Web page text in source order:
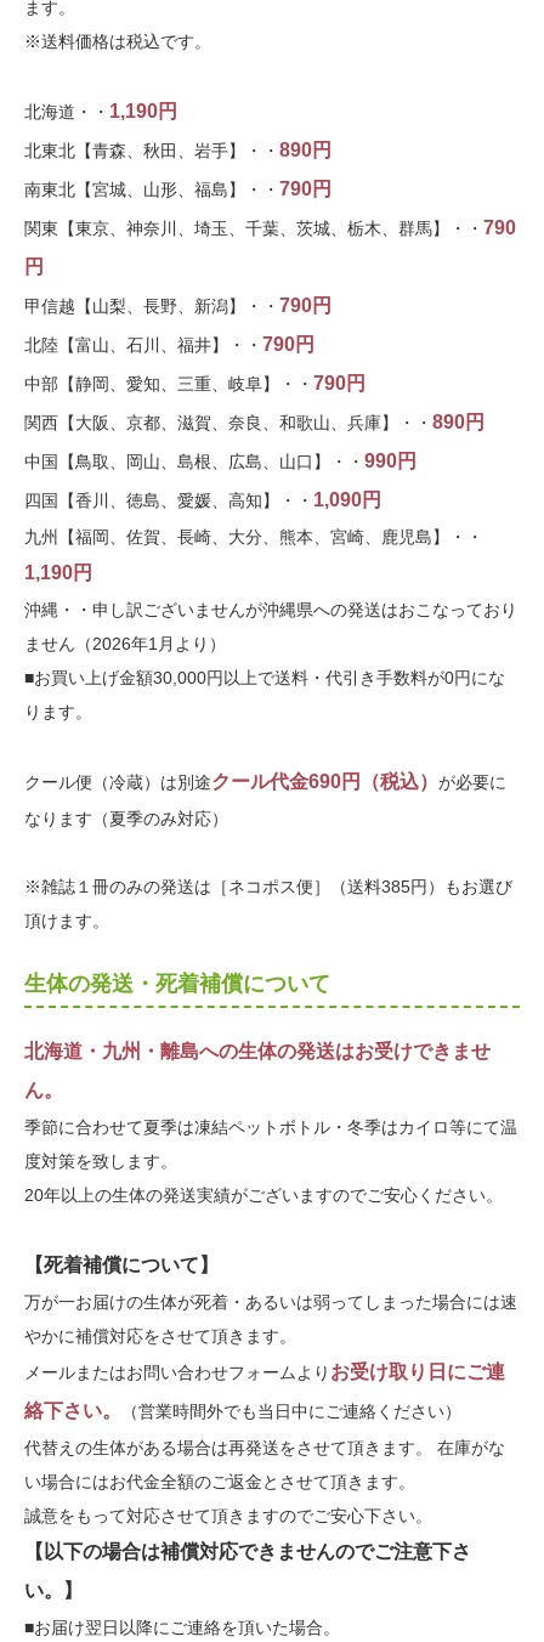
ます。
※送料価格は税込です。
北海道・・ 1,190円
北東北【青森、秋田、岩手】・・ 890円
南東北【宮城、山形、福島】・・ 790円
関東【東京、神奈川、埼玉、千葉、茨城、栃木、群馬】・・ 790
円
甲信越【山梨、長野、新潟】・・ 790円
北陸【富山、石川、福井】・・ 790円
中部【静岡、愛知、三重、岐阜】・・ 790円
関西【大阪、京都、滋賀、奈良、和歌山、兵庫】・・ 890円
中国【鳥取、岡山、島根、広島、山口】・・ 990円
四国【香川、徳島、愛媛、高知】・・ 1,090円
九州【福岡、佐賀、長崎、大分、熊本、宮崎、鹿児島】・・
1,190円
沖縄・・申し訳ございませんが沖縄県への発送はおこなっており
ません（2026年1月より）
■お買い上げ金額30,000円以上で送料・代引き手数料が0円にな
ります。
クール便（冷蔵）は別途クール代金690円（税込） が必要に
なります（夏季のみ対応）
※雑誌１冊のみの発送は［ネコポス便］（送料385円）もお選び
頂けます。
生体の発送・死着補償について
北海道・九州・離島への生体の発送はお受けできませ
ん。
季節に合わせて夏季は凍結ペットボトル・冬季はカイロ等にて温
度対策を致します。
20年以上の生体の発送実績がございますのでご安心ください。
【死着補償について】
万が一お届けの生体が死着・あるいは弱ってしまった場合には速
やかに補償対応をさせて頂きます。
メールまたはお問い合わせフォームより お受け取り日にご連
絡下さい。
（営業時間外でも当日中にご連絡ください）
代替えの生体がある場合は再発送をさせて頂きます。 在庫がな
い場合にはお代金全額のご返金とさせて頂きます。
誠意をもって対応させて頂きますのでご安心下さい。
【以下の場合は補償対応できませんのでご注意下さ
い。】
■お届け翌日以降にご連絡を頂いた場合。